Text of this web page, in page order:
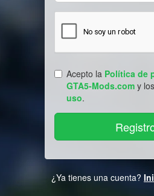
Acepto la Política de
GTA5-Mods.com y los
uso.
¿Ya tienes una cuenta?